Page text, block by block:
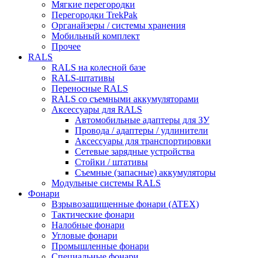
Мягкие перегородки
Перегородки TrekPak
Органайзеры / системы хранения
Мобильный комплект
Прочее
RALS
RALS на колесной базе
RALS-штативы
Переносные RALS
RALS со съемными аккумуляторами
Аксессуары для RALS
Автомобильные адаптеры для ЗУ
Провода / адаптеры / удлинители
Аксессуары для транспортировки
Сетевые зарядные устройства
Стойки / штативы
Съемные (запасные) аккумуляторы
Модульные системы RALS
Фонари
Взрывозащищенные фонари (ATEX)
Тактические фонари
Налобные фонари
Угловые фонари
Промышленные фонари